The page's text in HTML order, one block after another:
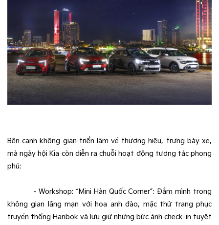
Bên cạnh không gian triển lãm về thương hiệu, trưng bày xe,
mà ngày hội Kia còn diễn ra chuỗi hoạt động tương tác phong
phú:
- Workshop: “Mini Hàn Quốc Corner”: Đắm mình trong
không gian lãng mạn với hoa anh đào, mặc thử trang phục
truyền thống Hanbok và lưu giữ những bức ảnh check-in tuyệt